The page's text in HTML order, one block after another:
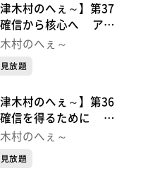
津木村のへぇ～】第37
信から核心へ アイ
ーズ④
村のへぇ～
放題
津木村のへぇ～】第36
信を得るために ア
リーズ③
村のへぇ～
放題